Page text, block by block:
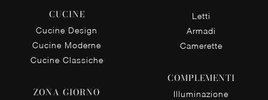
CUCINE
Cucine Design
Cucine Moderne
Cucine Classiche
ZONA GIORNO
Letti
Armadi
Camerette
COMPLEMENTI
Illuminazione